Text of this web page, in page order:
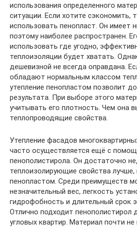
использования определенного
ситуации. Если хотите сэкономить,
использовать пенопласт. Он имеет
поэтому наиболее распространен.
использовать где угодно,
теплоизоляции будет хватать.
дешевизной не всегда оправдана.
обладают нормальным классом
утепление пенопластом позволит
результата. При выборе этого
учитывать его плотность. Чем она
теплопроводящие свойства.
Утепление фасадов
часто осуществляется ещё с
пенополистирола. Он достаточно
теплоизолирующие свойства лучше,
пенопластом. Среди преимуществ
незначительный вес, легкость
гидрофобность и длительный срок
Отлично подходит пенополистирол
угловых квартир. Материал почти не